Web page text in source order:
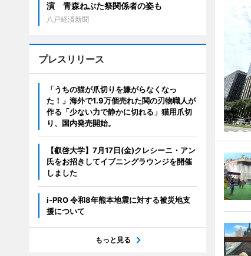
演 青森ねぶた祭関係者の姿も
八戸経済新聞
プレスリリース
「うちの猫が爪切りを嫌がらなくなっ
た！」海外で1.9万個売れた関の刃物職人が
作る「少ない力で静かに切れる」猫用爪切
り、国内発売開始。
【叡啓大学】7月17日(金)クレシーニ・アン
氏をお招きしてイブニングラウンジを開催
しました
i-PRO 令和8年熊本地震に対する被災地支
援について
もっと見る